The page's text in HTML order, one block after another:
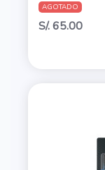
AGOTADO
S/. 65.00